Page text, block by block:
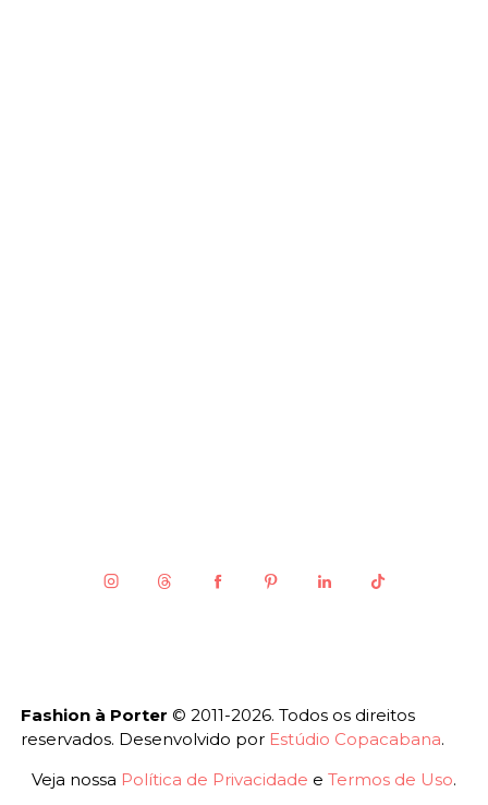
Fashion à Porter © 2011-2026. Todos os direitos
reservados. Desenvolvido por Estúdio Copacabana.
Veja nossa Política de Privacidade e Termos de Uso.